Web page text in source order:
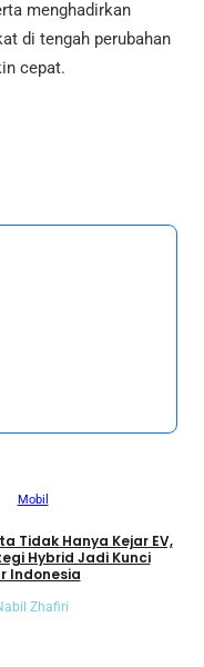
menghadirkan
di tengah perubahan
cepat.
Mobil
Tidak Hanya Kejar EV,
Hybrid Jadi Kunci
Indonesia
Zhafiri